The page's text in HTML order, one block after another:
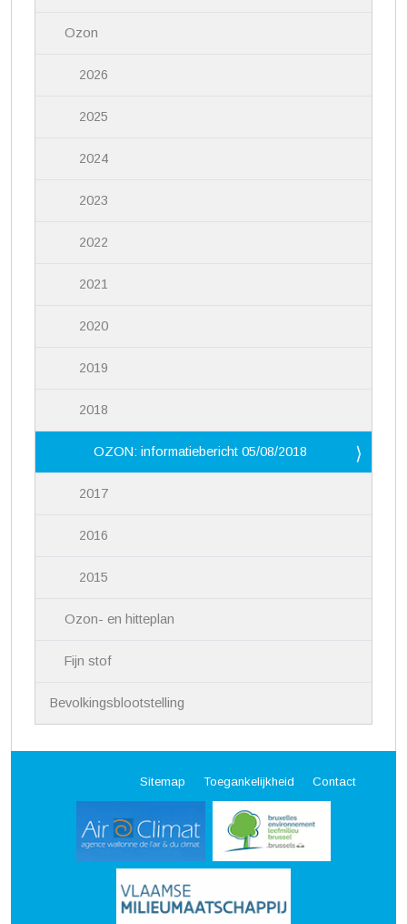
Ozon
2026
2025
2024
2023
2022
2021
2020
2019
2018
OZON: informatiebericht 05/08/2018
2017
2016
2015
Ozon- en hitteplan
Fijn stof
Bevolkingsblootstelling
Sitemap Toegankelijkheid Contact